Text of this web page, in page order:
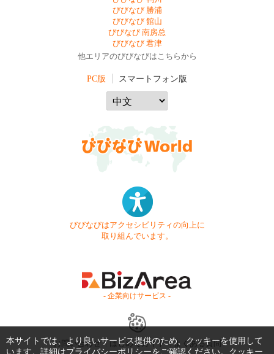
びびなび 勝浦
びびなび 館山
びびなび 南房总
びびなび 君津
他エリアのびびなびはこちらから
PC版 スマートフォン版
びびなびはアクセシビリティの向上に
取り組んでいます。
- 企業向けサービス -
お問い合わせ はじめてガイド よくある質問
本サイトでは、より良いサービス提供のため、クッキーを使用して
います。詳細はプライバシーポリシーをご確認ください。クッキー